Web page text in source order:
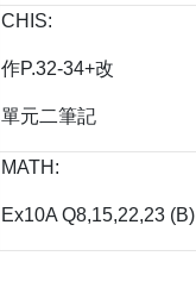
CHIS:
作P.32-34+改
單元二筆記
MATH:
Ex10A Q8,15,22,23 (B)